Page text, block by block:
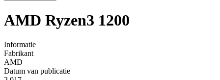
AMD Ryzen3 1200
Informatie
Fabrikant
AMD
Datum van publicatie